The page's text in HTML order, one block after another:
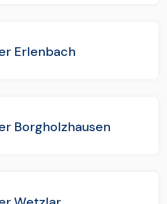
Erlenbach
Borgholzhausen